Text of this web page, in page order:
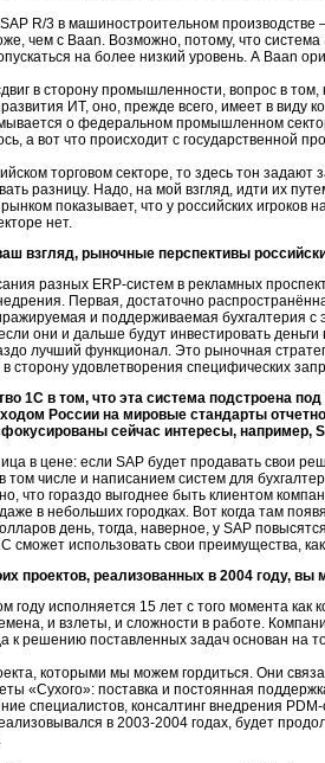
SAP R/3 в машиностроительном производстве
чем с Baan. Возможно, потому, что
на более низкий уровень. А Baan
в сторону промышленности, вопрос в том,
ИТ, оно, прежде всего, имеет в виду
о федеральном промышленном
а вот что происходит с государственной
торговом секторе, то здесь тон
разницу. Надо, на мой взгляд, идти их
показывает, что у российских игроков
нет.
взгляд, рыночные перспективы
разных ERP-систем в рекламных
Первая, достаточно
и поддерживаемая бухгалтерия с
они и дальше будут инвестировать
лучший функционал. Это рыночная
в сторону удовлетворения специфических
1С в том, что эта система подстроена
России на мировые стандарты
сейчас интересы, например,
в цене: если SAP будет продавать свои
том числе и написанием систем для
что гораздо выгоднее быть клиентом
в небольших городках. Вот когда там
день, тогда, наверное, у SAP
сможет использовать свои преимущества,
проектов, реализованных в 2004 году,
году исполняется 15 лет с того момента
и взлеты, и сложности в работе.
к решению поставленных задач основан на
которыми мы можем гордиться. Они
«Сухого»: поставка и постоянная
специалистов, консалтинг внедрения
в 2003-2004 годах, будет